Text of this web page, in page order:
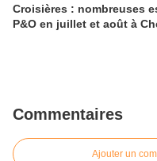
Croisières : nombreuses
P&O en juillet et août à
Commentaires
Ajouter un